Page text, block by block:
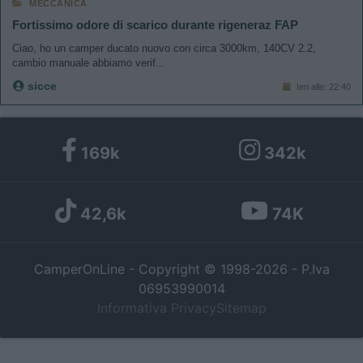
MECCANICA
Fortissimo odore di scarico durante rigeneraz FAP
Ciao, ho un camper ducato nuovo con circa 3000km, 140CV 2.2,
cambio manuale abbiamo verif...
sicce Ieri alle: 22:40
169k 342k
42,6k 74K
CamperOnLine - Copyright © 1998-2026 - P.Iva
06953990014
Informativa Privacy Sitemap